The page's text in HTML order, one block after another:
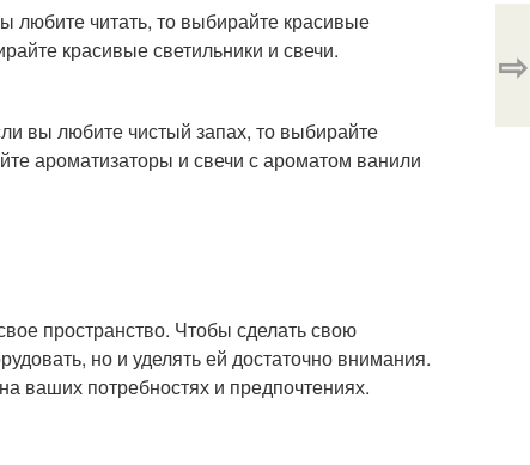
любите читать, то выбирайте красивые
красивые светильники и свечи.
вы любите чистый запах, то выбирайте
ароматизаторы и свечи с ароматом ванили
пространство. Чтобы сделать свою
но и уделять ей достаточно внимания.
ваших потребностях и предпочтениях.
⇨